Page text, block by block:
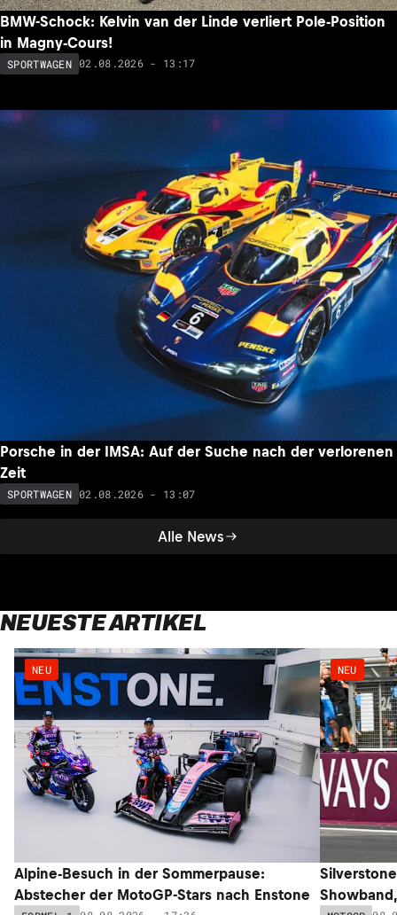
Alle News
BMW-Schock: Kelvin van der Linde verliert Pole-Position
in Magny-Cours!
SPORTWAGEN 02.08.2026 - 13:17
Porsche in der IMSA: Auf der Suche nach der verlorenen
Zeit
SPORTWAGEN 02.08.2026 - 13:07
NEUESTE ARTIKEL
NEU
Alpine-Besuch in der Sommerpause:
Abstecher der MotoGP-Stars nach Enstone
NEU